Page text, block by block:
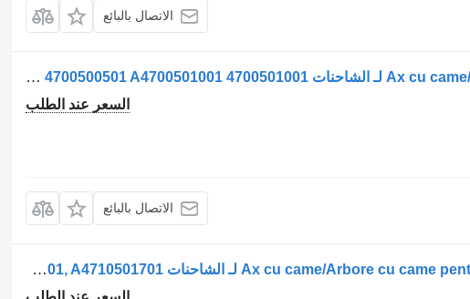
الاتصال بالبائع
عمود الكامات Ax cu came/Arbore cu came لـ الشاحنات Mercedes-Benz A4700500501 4700500501 A4700501001 4700501001
السعر عند الطلب
الاتصال بالبائع
عمود الكامات Ax cu came/Arbore cu came pentru A4710501001 لـ الشاحنات Mercedes-Benz A4710501001, A4710501301, A4710501701